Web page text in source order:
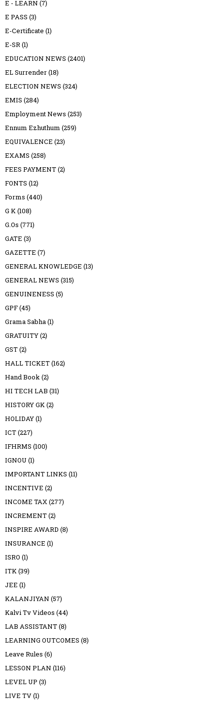
E - LEARN (7)
E PASS (3)
E-Certificate (1)
E-SR(1)
EDUCATION NEWS (2401)
EL Surrender(18)
ELECTION NEWS (324)
EMIS (284)
Employment News (253)
Ennum Ezhuthum (259)
EQUIVALENCE (23)
EXAMS (258)
FEES PAYMENT(2)
FONTS (12)
Forms (440)
G K(108)
G.Os (771)
GATE (3)
GAZETTE (7)
GENERAL KNOWLEDGE (13)
GENERAL NEWS (315)
GENUINENESS (5)
GPF(45)
Grama Sabha(1)
GRATUITY(2)
GST(2)
HALL TICKET(162)
Hand Book(2)
HI TECH LAB (31)
HISTORY GK(2)
HOLIDAY(1)
ICT(227)
IFHRMS (100)
IGNOU (1)
IMPORTANT LINKS (11)
INCENTIVE (2)
INCOME TAX(277)
INCREMENT(2)
INSPIRE AWARD (8)
INSURANCE (1)
ISRO (1)
ITK(39)
JEE (1)
KALANJIYAN (57)
Kalvi Tv Videos (44)
LAB ASSISTANT(8)
LEARNING OUTCOMES (8)
Leave Rules (6)
LESSON PLAN (116)
LEVEL UP (3)
LIVE TV(1)